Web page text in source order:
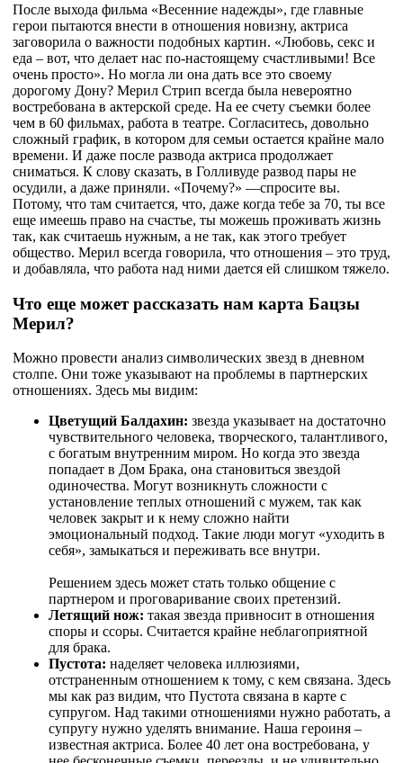
После выхода фильма «Весенние надежды», где главные
герои пытаются внести в отношения новизну, актриса
заговорила о важности подобных картин. «Любовь, секс и
еда – вот, что делает нас по-настоящему счастливыми! Все
очень просто». Но могла ли она дать все это своему
дорогому Дону? Мерил Стрип всегда была невероятно
востребована в актерской среде. На ее счету съемки более
чем в 60 фильмах, работа в театре. Согласитесь, довольно
сложный график, в котором для семьи остается крайне мало
времени. И даже после развода актриса продолжает
сниматься. К слову сказать, в Голливуде развод пары не
осудили, а даже приняли. «Почему?» —спросите вы.
Потому, что там считается, что, даже когда тебе за 70, ты все
еще имеешь право на счастье, ты можешь проживать жизнь
так, как считаешь нужным, а не так, как этого требует
общество. Мерил всегда говорила, что отношения – это труд,
и добавляла, что работа над ними дается ей слишком тяжело.
Что еще может рассказать нам карта Бацзы
Мерил?
Можно провести анализ символических звезд в дневном
столпе. Они тоже указывают на проблемы в партнерских
отношениях. Здесь мы видим:
Цветущий Балдахин: звезда указывает на достаточно
чувствительного человека, творческого, талантливого,
с богатым внутренним миром. Но когда это звезда
попадает в Дом Брака, она становиться звездой
одиночества. Могут возникнуть сложности с
установление теплых отношений с мужем, так как
человек закрыт и к нему сложно найти
эмоциональный подход. Такие люди могут «уходить в
себя», замыкаться и переживать все внутри.
Решением здесь может стать только общение с
партнером и проговаривание своих претензий.
Летящий нож: такая звезда привносит в отношения
споры и ссоры. Считается крайне неблагоприятной
для брака.
Пустота: наделяет человека иллюзиями,
отстраненным отношением к тому, с кем связана. Здесь
мы как раз видим, что Пустота связана в карте с
супругом. Над такими отношениями нужно работать, а
супругу нужно уделять внимание. Наша героиня –
известная актриса. Более 40 лет она востребована, у